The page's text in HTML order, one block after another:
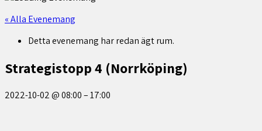
« Alla Evenemang
Detta evenemang har redan ägt rum.
Strategistopp 4 (Norrköping)
2022-10-02@08:00–17:00